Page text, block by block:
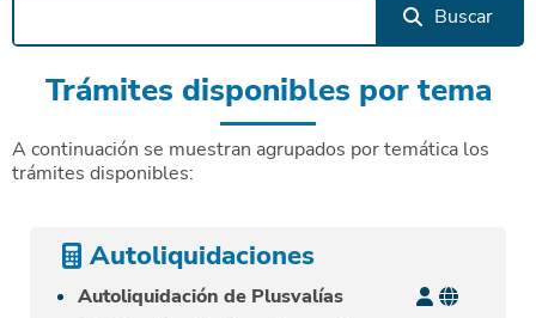
Buscar
Trámites disponibles por tema
A continuación se muestran agrupados por temática los
trámites disponibles:
Autoliquidaciones
Autoliquidación de Plusvalías